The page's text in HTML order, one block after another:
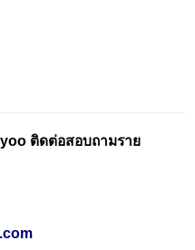
ติดต่อสอบถามราย